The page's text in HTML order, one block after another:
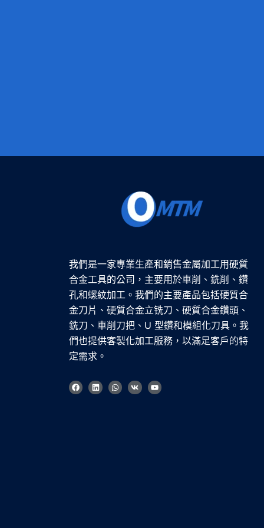
我們是一家專業生產和銷售金屬加工用硬質
合金工具的公司，主要用於車削、銑削、鑽
孔和螺紋加工。我們的主要產品包括硬質合
金刀片、硬質合金立铣刀、硬質合金鑽頭、
銑刀、車削刀把、U 型鑽和模組化刀具。我
們也提供客製化加工服務，以滿足客戶的特
定需求。
臉
書
L
i
W
h
V
k
Y
o